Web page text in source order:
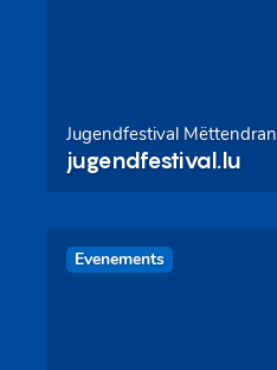
Jugendfestival Mëttendran
jugendfestival.lu
Evenements